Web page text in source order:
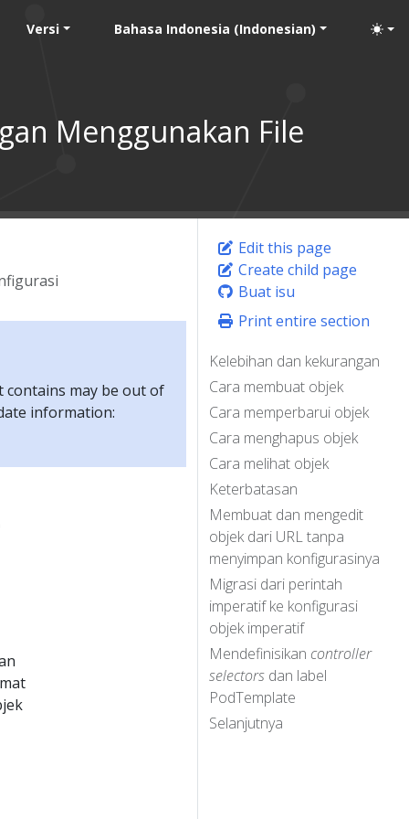
Versi Bahasa Indonesia (Indonesian)
Menggunakan File
Edit this page
Create child page
Buat isu
Print entire section
Kelebihan dan kekurangan
Cara membuat objek
Cara memperbarui objek
Cara menghapus objek
Cara melihat objek
Keterbatasan
Membuat dan mengedit
objek dari URL tanpa
menyimpan konfigurasinya
Migrasi dari perintah
imperatif ke konfigurasi
objek imperatif
Mendefinisikan controller
selectors dan label
PodTemplate
Selanjutnya
may be out of
information: